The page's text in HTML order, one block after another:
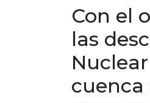
Con el
las
cuenca